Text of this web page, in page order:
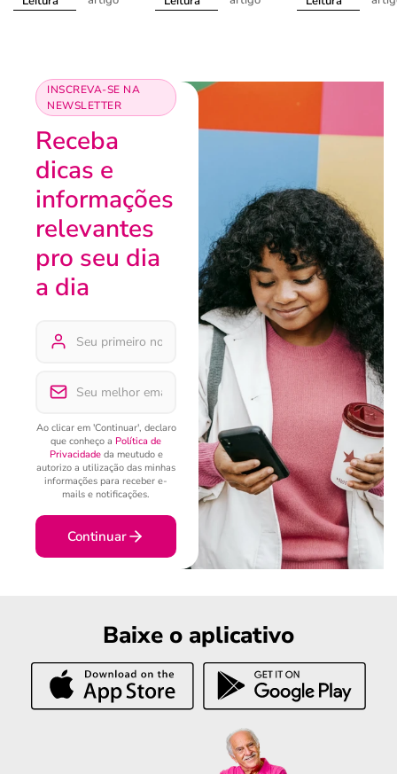
INSCREVA-SE NA
NEWSLETTER
Receba
dicas e
informações
relevantes
pro seu dia
a dia
Ao clicar em 'Continuar', declaro
que conheço a Política de
Privacidadeda meutudo e
autorizo a utilização das minhas
informações para receber e-
mails e notificações.
Continuar
Baixe o aplicativo